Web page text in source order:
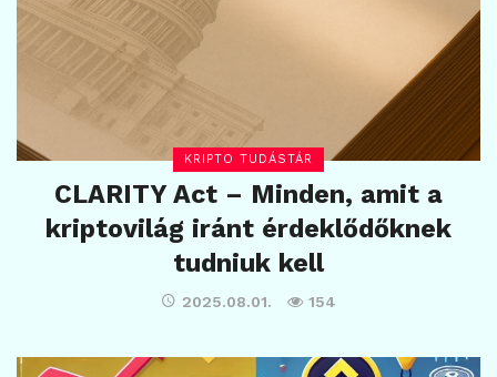
KRIPTO TUDÁSTÁR
CLARITY Act – Minden, amit a
kriptovilág iránt érdeklődőknek
tudniuk kell
2025.08.01. 154